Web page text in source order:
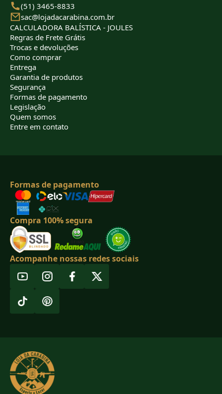
(51) 3465-8833
sac@lojadacarabina.com.br
CALCULADORA BALÍSTICA - JOULES
Regras de Frete Grátis
Trocas e devoluções
Como comprar
Entrega
Garantia de produtos
Segurança
Formas de pagamento
Legislação
Quem somos
Entre em contato
Formas de pagamento
Compra 100% segura
Acompanhe nossas redes sociais